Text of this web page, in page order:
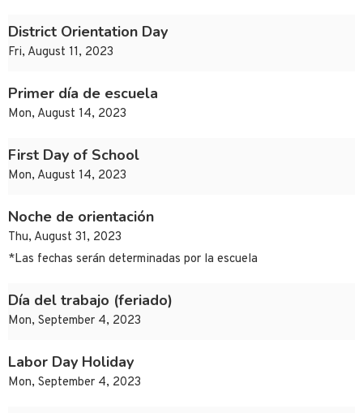
District Orientation Day
Fri, August 11, 2023
Primer día de escuela
Mon, August 14, 2023
First Day of School
Mon, August 14, 2023
Noche de orientación
Thu, August 31, 2023
*Las fechas serán determinadas por la escuela
Día del trabajo (feriado)
Mon, September 4, 2023
Labor Day Holiday
Mon, September 4, 2023